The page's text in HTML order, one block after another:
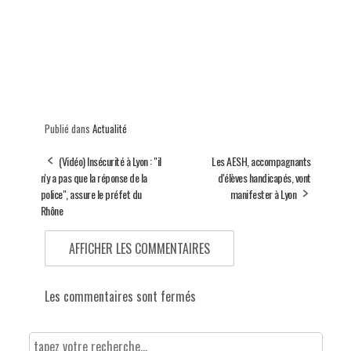
Publié dans Actualité
(Vidéo) Insécurité à Lyon : "il
n'y a pas que la réponse de la
police", assure le préfet du
Rhône
Les AESH, accompagnants
d'élèves handicapés, vont
manifester à Lyon
AFFICHER LES COMMENTAIRES
Les commentaires sont fermés